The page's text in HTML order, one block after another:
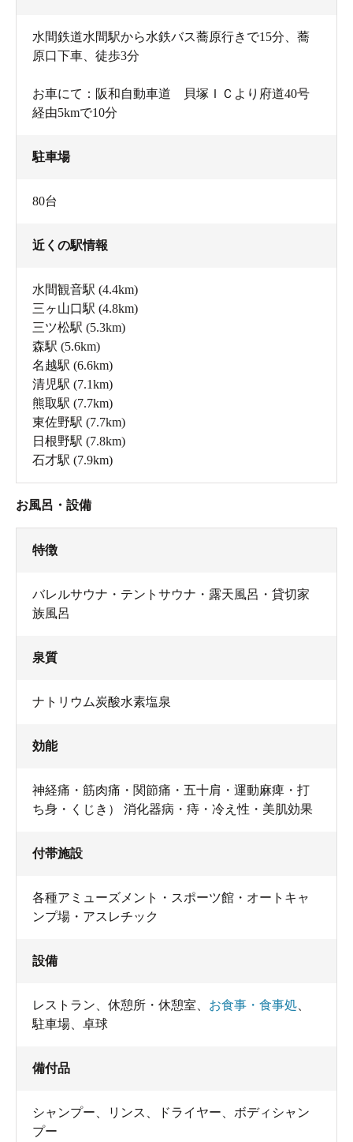
水間鉄道水間駅から水鉄バス蕎原行きで15分、蕎
原口下車、徒歩3分
お車にて：阪和自動車道 貝塚ＩＣより府道40号
経由5kmで10分
駐車場
80台
近くの駅情報
水間観音駅 (4.4km)
三ヶ山口駅 (4.8km)
三ツ松駅 (5.3km)
森駅 (5.6km)
名越駅 (6.6km)
清児駅 (7.1km)
熊取駅 (7.7km)
東佐野駅 (7.7km)
日根野駅 (7.8km)
石才駅 (7.9km)
お風呂・設備
特徴
バレルサウナ・テントサウナ・露天風呂・貸切家
族風呂
泉質
ナトリウム炭酸水素塩泉
効能
神経痛・筋肉痛・関節痛・五十肩・運動麻痺・打
ち身・くじき） 消化器病・痔・冷え性・美肌効果
付帯施設
各種アミューズメント・スポーツ館・オートキャ
ンプ場・アスレチック
設備
レストラン 休憩所・休憩室 お食事・食事処
駐車場
卓球
備付品
シャンプー リンス ドライヤー
ボディシャン
プー